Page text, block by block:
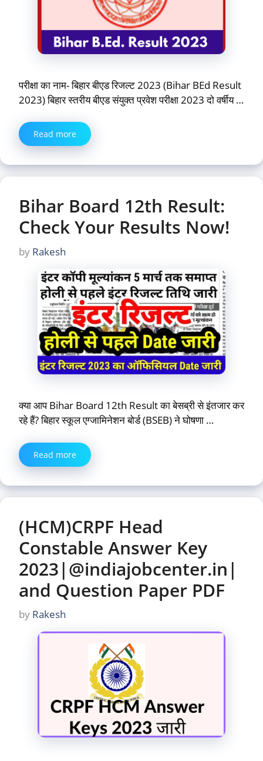
परीक्षा का नाम- बिहार बीएड रिजल्ट 2023 (Bihar BEd Result
2023) बिहार स्तरीय बीएड संयुक्त प्रवेश परीक्षा 2023 दो वर्षीय …
Read more
Bihar Board 12th Result:
Check Your Results Now!
by Rakesh
क्या आप Bihar Board 12th Result का बेसब्री से इंतजार कर
रहे हैं? बिहार स्कूल एग्जामिनेशन बोर्ड (BSEB) ने घोषणा …
Read more
(HCM)CRPF Head
Constable Answer Key
2023|@indiajobcenter.in|
and Question Paper PDF
by Rakesh